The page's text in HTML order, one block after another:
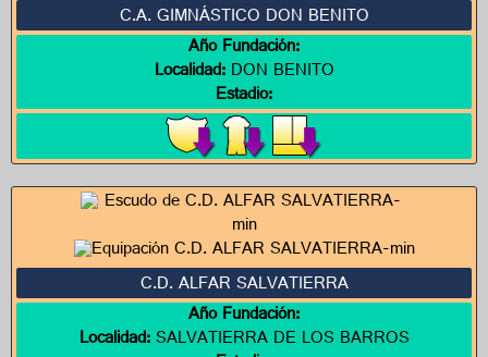
C.A. GIMNÁSTICO DON BENITO
Año Fundación:
Localidad:DON BENITO
Estadio:
C.D. ALFAR SALVATIERRA
Año Fundación:
Localidad:SALVATIERRA DE LOS BARROS